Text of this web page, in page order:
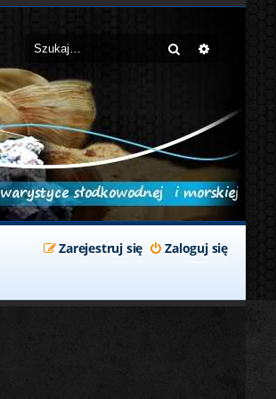
Szukaj
Zaloguj się
Zarejestruj się